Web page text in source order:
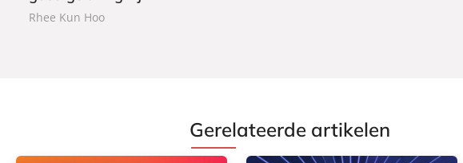
Rhee Kun Hoo
Gerelateerde artikelen